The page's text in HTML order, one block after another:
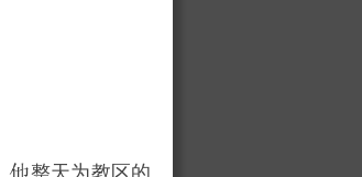
整天为教区的